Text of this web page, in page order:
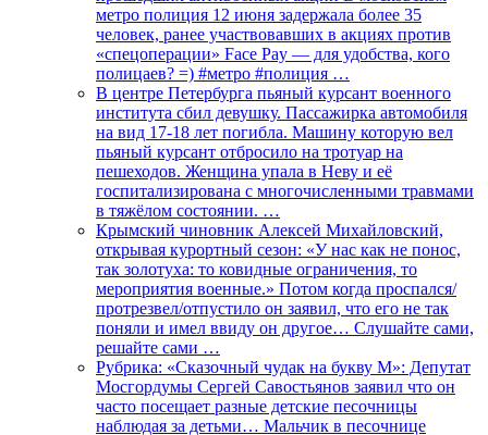
метро полиция 12 июня задержала более 35
человек, ранее участвовавших в акциях против
«спецоперации» Face Pay — для удобства, кого
полицаев? =) #метро #полиция …
В центре Петербурга пьяный курсант военного
института сбил девушку. Пассажирка автомобиля
на вид 17-18 лет погибла. Машину которую вел
пьяный курсант отбросило на тротуар на
пешеходов. Женщина упала в Неву и её
госпитализирована с многочисленными травмами
в тяжёлом состоянии. …
Крымский чиновник Алексей Михайловский,
открывая курортный сезон: «У нас как не понос,
так золотуха: то ковидные ограничения, то
мероприятия военные.» Потом когда проспался/
протрезвел/отпустило он заявил, что его не так
поняли и имел ввиду он другое… Слушайте сами,
решайте сами …
Рубрика: «Сказочный чудак на букву М»: Депутат
Мосгордумы Сергей Савостьянов заявил что он
часто посещает разные детские песочницы
наблюдая за детьми… Мальчик в песочнице